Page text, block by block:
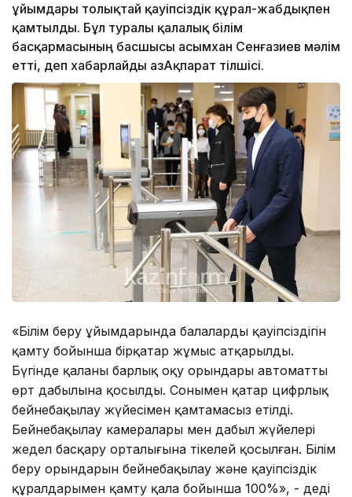
ұйымдары толықтай қауіпсіздік құрал-жабдықпен
қамтылды. Бұл туралы қалалық білім
басқармасының басшысы Қасымхан Сенғазиев мәлім
етті, деп хабарлайды ҚазАқпарат тілшісі.
«Білім беру ұйымдарында балалардың қауіпсіздігін
қамту бойынша бірқатар жұмыс атқарылды.
Бүгінде қаланың барлық оқу орындары автоматты
өрт дабылына қосылды. Сонымен қатар цифрлық
бейнебақылау жүйесімен қамтамасыз етілді.
Бейнебақылау камералары мен дабыл жүйелері
жедел басқару орталығына тікелей қосылған. Білім
беру орындарын бейнебақылау және қауіпсіздік
құралдарымен қамту қала бойынша 100%», - деді